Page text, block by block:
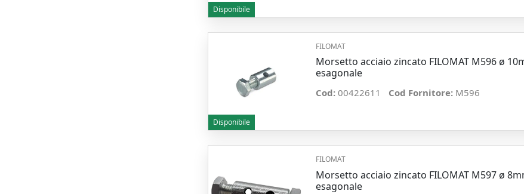
Disponibile
Disponibile
FILOMAT
Morsetto acciaio zincato FILOMAT M596 ø
esagonale
Cod: 00422611 Cod Fornitore: M596
FILOMAT
Morsetto acciaio zincato FILOMAT M597 ø
esagonale